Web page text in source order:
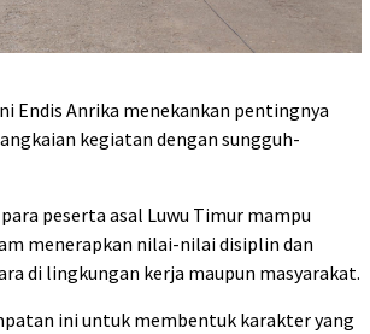
Endis Anrika menekankan pentingnya
kegiatan dengan sungguh-
peserta asal Luwu Timur mampu
menerapkan nilai-nilai disiplin dan
di lingkungan kerja maupun masyarakat.
ini untuk membentuk karakter yang